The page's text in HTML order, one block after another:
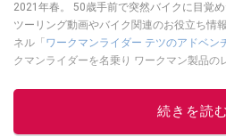
2021年春。 50歳手前で突然バイクに目覚めた 初心者アラフィフライダー。
ツーリング動画やバイク関連のお役立ち情報発信を行う
ネル「 ワークマンライダー テツのアドベン
クマンライダーを名乗り ワークマン製品のレビューを行っている。Youtube
このイ
続きを読